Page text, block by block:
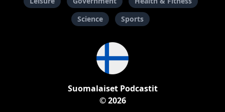
Science
Sports
Suomalaiset Podcastit
© 2026